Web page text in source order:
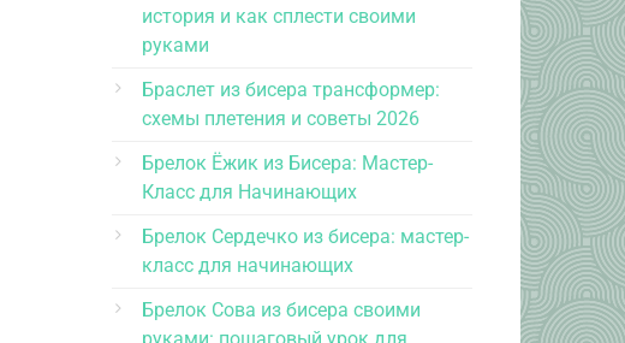
история и как сплести своими
руками
Браслет из бисера трансформер:
схемы плетения и советы 2026
Брелок Ёжик из Бисера: Мастер-
Класс для Начинающих
Брелок Сердечко из бисера: мастер-
класс для начинающих
Брелок Сова из бисера своими